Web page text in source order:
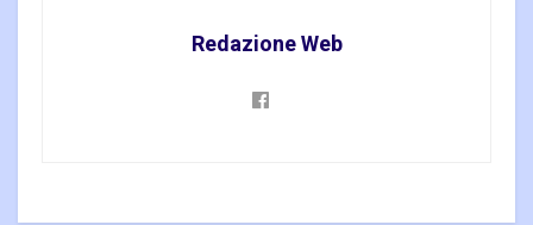
Redazione Web